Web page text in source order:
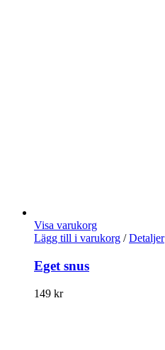
Visa varukorg
Lägg till i varukorg / Detaljer
Eget snus
149 kr